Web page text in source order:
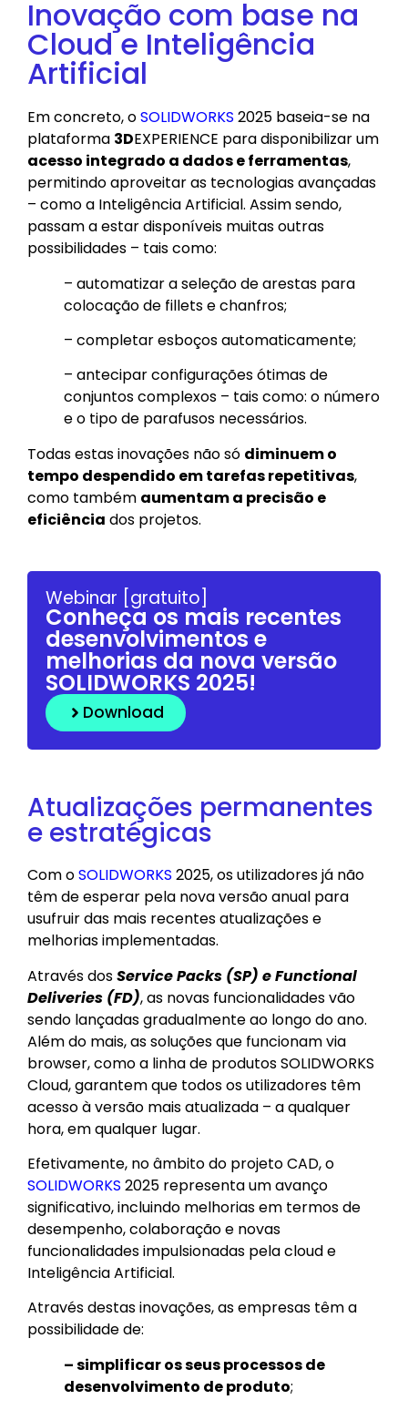
Inovação com base na
Cloud e Inteligência
Artificial
Em concreto, oSOLIDWORKS 2025 baseia-se na
plataforma 3DEXPERIENCE para disponibilizar um
acesso integrado a dados e ferramentas,
permitindo aproveitar as tecnologias avançadas
– como a Inteligência Artificial. Assim sendo,
passam a estar disponíveis muitas outras
possibilidades – tais como:
– automatizar a seleção de arestas para
colocação de fillets e chanfros;
– completar esboços automaticamente;
– antecipar configurações ótimas de
conjuntos complexos – tais como: o número
e o tipo de parafusos necessários.
Todas estas inovações não só diminuem o
tempo despendido em tarefas repetitivas,
como também aumentam a precisão e
eficiência dos projetos.
Webinar [gratuito]
Conheça os mais recentes
desenvolvimentos e
melhorias da nova versão
SOLIDWORKS 2025!
Download
Atualizações permanentes
e estratégicas
Com oSOLIDWORKS 2025, os utilizadores já não
têm de esperar pela nova versão anual para
usufruir das mais recentes atualizações e
melhorias implementadas.
Através dosService Packs (SP) e Functional
Deliveries (FD), as novas funcionalidades vão
sendo lançadas gradualmente ao longo do ano.
Além do mais, as soluções que funcionam via
browser, como a linha de produtos SOLIDWORKS
Cloud, garantem que todos os utilizadores têm
acesso à versão mais atualizada – a qualquer
hora, em qualquer lugar.
Efetivamente, no âmbito do projeto CAD, o
SOLIDWORKS 2025 representa um avanço
significativo, incluindo melhorias em termos de
desempenho, colaboração e novas
funcionalidades impulsionadas pela cloud e
Inteligência Artificial.
Através destas inovações, as empresas têm a
possibilidade de:
– simplificar os seus processos de
desenvolvimento de produto;